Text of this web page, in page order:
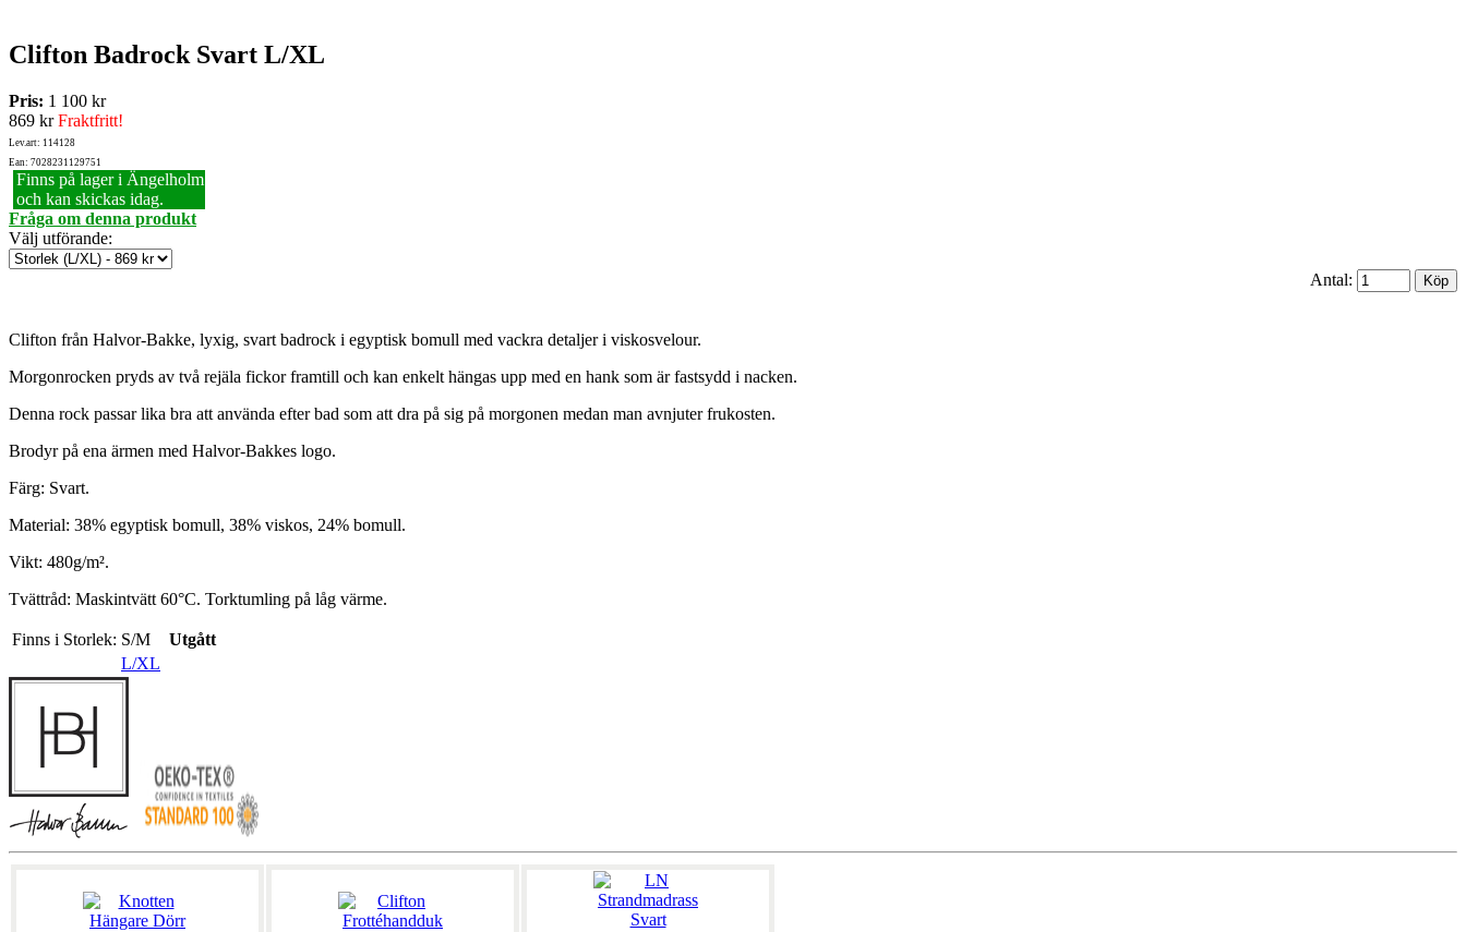
Clifton Badrock Svart L/XL
Pris: 1 100 kr
869 krFraktfritt!
Lev.art: 114128
Ean: 7028231129751
Finns på lager i Ängelholm
och kan skickas idag.
Fråga om denna produkt
Välj utförande:
Antal:
Clifton från Halvor-Bakke, lyxig, svart badrock i egyptisk bomull med vackra detaljer i viskosvelour.
Morgonrocken pryds av två rejäla fickor framtill och kan enkelt hängas upp med en hank som är fastsydd i nacken.
Denna rock passar lika bra att använda efter bad som att dra på sig på morgonen medan man avnjuter frukosten.
Brodyr på ena ärmen med Halvor-Bakkes logo.
Färg: Svart.
Material: 38% egyptisk bomull, 38% viskos, 24% bomull.
Vikt: 480g/m².
Tvättråd: Maskintvätt 60°C. Torktumling på låg värme.
Finns i Storlek: S/M
Utgått
L/XL